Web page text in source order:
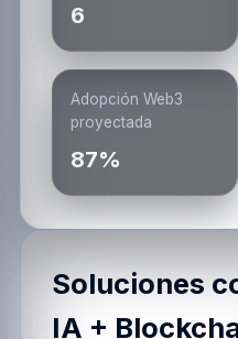
6
Adopción Web3
proyectada
87%
Soluciones
IA +